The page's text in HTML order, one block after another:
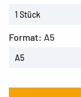
1 Stück
Format: A5
A5